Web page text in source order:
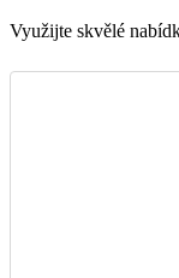
Využijte skvělé